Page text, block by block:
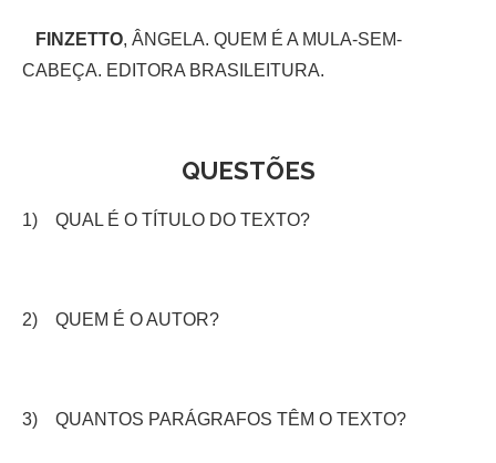
FINZETTO, ÂNGELA. QUEM É A MULA-SEM-
CABEÇA. EDITORA BRASILEITURA.
QUESTÕES
1) QUAL É O TÍTULO DO TEXTO?
2) QUEM É O AUTOR?
3) QUANTOS PARÁGRAFOS TÊM O TEXTO?